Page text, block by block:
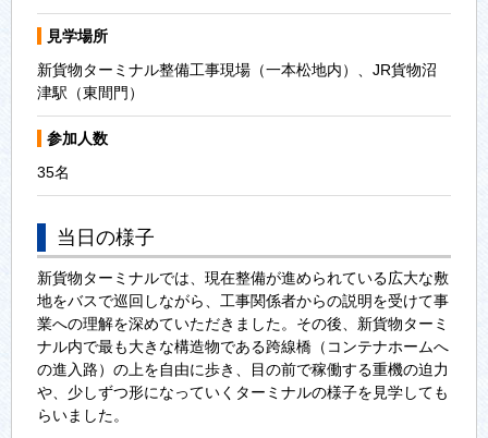
見学場所
新貨物ターミナル整備工事現場（一本松地内）、JR貨物沼
津駅（東間門）
参加人数
35名
当日の様子
新貨物ターミナルでは、現在整備が進められている広大な敷
地をバスで巡回しながら、工事関係者からの説明を受けて事
業への理解を深めていただきました。その後、新貨物ターミ
ナル内で最も大きな構造物である跨線橋（コンテナホームへ
の進入路）の上を自由に歩き、目の前で稼働する重機の迫力
や、少しずつ形になっていくターミナルの様子を見学しても
らいました。